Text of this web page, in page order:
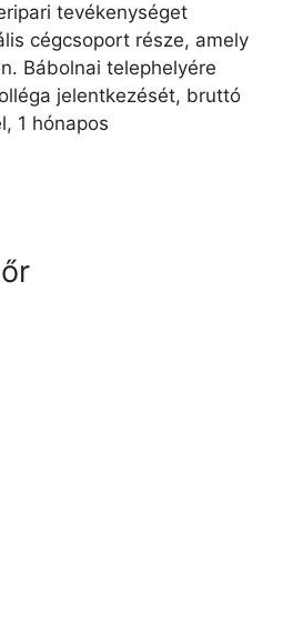
tevékenységet
cégcsoport része, amely
Bábolnai telephelyére
jelentkezését, bruttó
1 hónapos